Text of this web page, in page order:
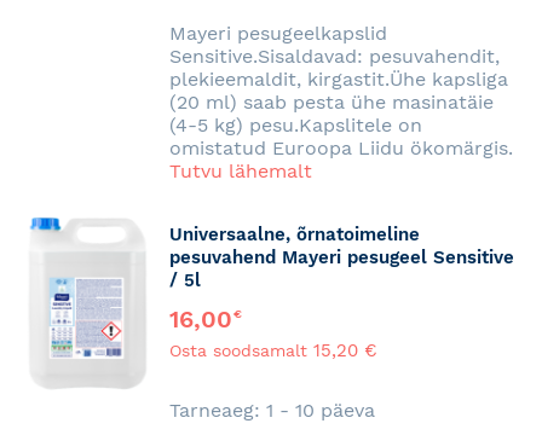
Mayeri pesugeelkapslid
Sensitive.Sisaldavad: pesuvahendit,
plekieemaldit, kirgastit.Ühe kapsliga
(20 ml) saab pesta ühe masinatäie
(4-5 kg) pesu.Kapslitele on
omistatud Euroopa Liidu ökomärgis.
Tutvu lähemalt
Universaalne, õrnatoimeline
pesuvahend Mayeri pesugeel Sensitive
/ 5l
16,00€
Osta soodsamalt 15,20 €
Tarneaeg: 1 - 10 päeva